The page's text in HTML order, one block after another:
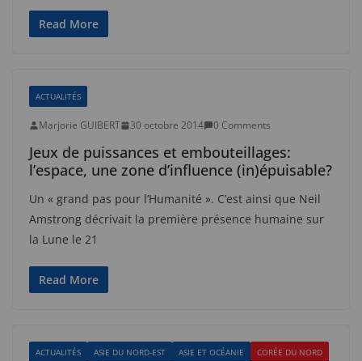
Read More
ACTUALITÉS
Marjorie GUIBERT 30 octobre 2014 0 Comments
Jeux de puissances et embouteillages:
l’espace, une zone d’influence (in)épuisable?
Un « grand pas pour l’Humanité ». C’est ainsi que Neil
Amstrong décrivait la première présence humaine sur
la Lune le 21
Read More
ACTUALITÉS ASIE DU NORD-EST ASIE ET OCÉANIE
CORÉE DU NORD